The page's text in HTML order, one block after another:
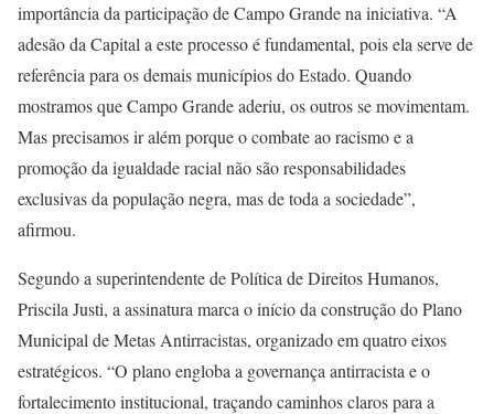
importância da participação de Campo Grande na iniciativa. “A
adesão da Capital a este processo é fundamental, pois ela serve de
referência para os demais municípios do Estado. Quando
mostramos que Campo Grande aderiu, os outros se movimentam.
Mas precisamos ir além porque o combate ao racismo e a
promoção da igualdade racial não são responsabilidades
exclusivas da população negra, mas de toda a sociedade”,
afirmou.
Segundo a superintendente de Política de Direitos Humanos,
Priscila Justi, a assinatura marca o início da construção do Plano
Municipal de Metas Antirracistas, organizado em quatro eixos
estratégicos. “O plano engloba a governança antirracista e o
fortalecimento institucional, traçando caminhos claros para a